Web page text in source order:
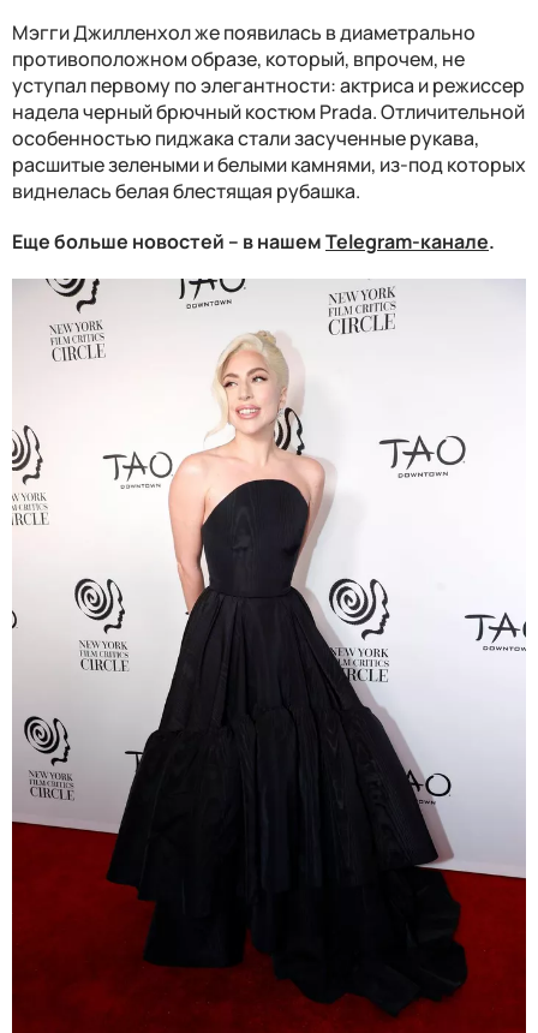
Мэгги Джилленхол же появилась в диаметрально
противоположном образе, который, впрочем, не
уступал первому по элегантности: актриса и режиссер
надела черный брючный костюм Prada. Отличительной
особенностью пиджака стали засученные рукава,
расшитые зелеными и белыми камнями, из-под которых
виднелась белая блестящая рубашка.
Еще больше новостей – в нашемTelegram-канале.